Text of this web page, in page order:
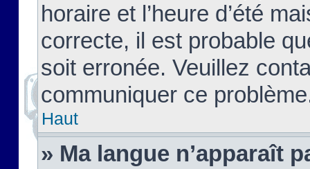
horaire et l’heure d’été
correcte, il est probable
soit erronée. Veuillez
communiquer ce
Haut
» Ma langue n’apparaît